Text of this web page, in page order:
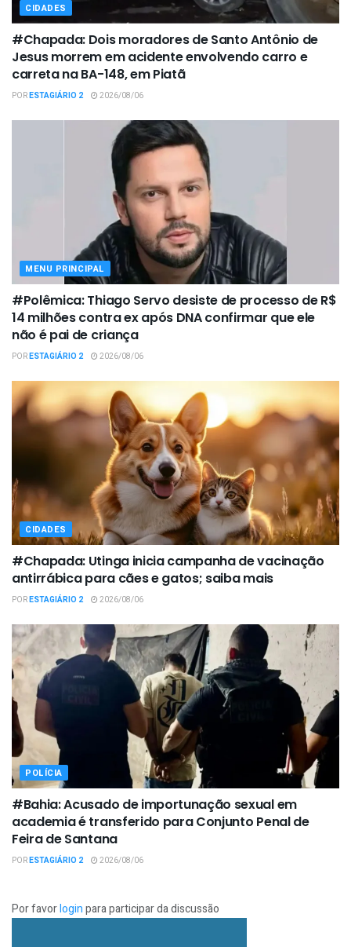
CIDADES
#Chapada: Dois moradores de Santo Antônio de
Jesus morrem em acidente envolvendo carro e
carreta na BA-148, em Piatã
PORESTAGIÁRIO 2 2026/08/06
MENU PRINCIPAL
#Polêmica: Thiago Servo desiste de processo de R$
14 milhões contra ex após DNA confirmar que ele
não é pai de criança
PORESTAGIÁRIO 2 2026/08/06
CIDADES
#Chapada: Utinga inicia campanha de vacinação
antirrábica para cães e gatos; saiba mais
PORESTAGIÁRIO 2 2026/08/06
POLÍCIA
#Bahia: Acusado de importunação sexual em
academia é transferido para Conjunto Penal de
Feira de Santana
PORESTAGIÁRIO 2 2026/08/06
Por favorloginpara participar da discussão